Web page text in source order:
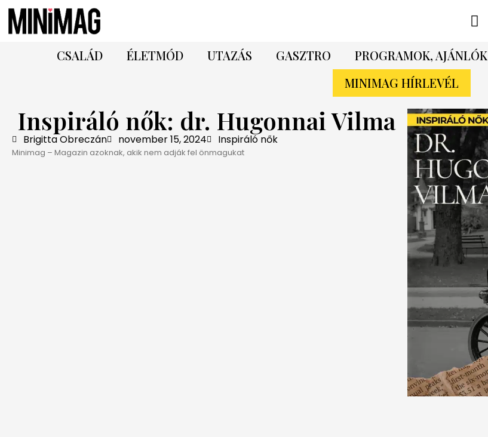
CSALÁD ÉLETMÓD UTAZÁS GASZTRO PROGRAMOK, AJÁNLÓK
MINIMAG HÍRLEVÉL
Inspiráló nők: dr. Hugonnai Vilma
Brigitta Obreczán november 15, 2024 Inspiráló nők
Minimag – Magazin azoknak, akik nem adják fel önmagukat